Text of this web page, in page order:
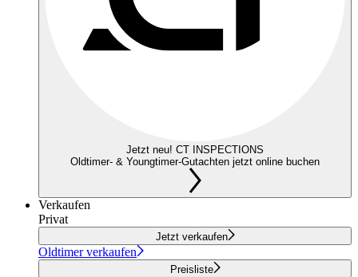
Jetzt neu! CT INSPECTIONS
Oldtimer- & Youngtimer-Gutachten jetzt online buchen
Verkaufen
Privat
Jetzt verkaufen
Oldtimer verkaufen
Preisliste